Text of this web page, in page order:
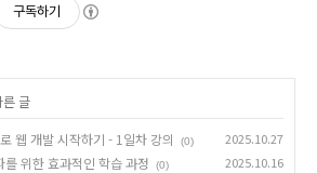
구독하기
글
웹 개발 시작하기 - 1일차 강의 (0) 2025.10.27
위한 효과적인 학습 과정 (0) 2025.10.16